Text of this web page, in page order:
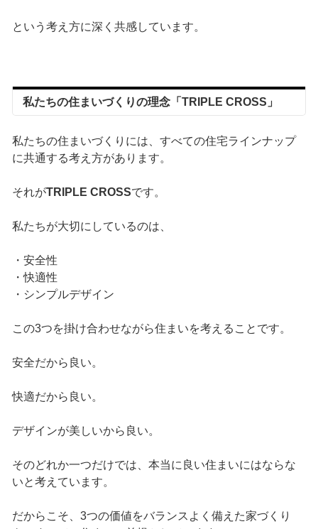
という考え方に深く共感しています。
私たちの住まいづくりの理念「TRIPLE CROSS」
私たちの住まいづくりには、すべての住宅ラインナップ
に共通する考え方があります。
それがTRIPLE CROSSです。
私たちが大切にしているのは、
・安全性
・快適性
・シンプルデザイン
この3つを掛け合わせながら住まいを考えることです。
安全だから良い。
快適だから良い。
デザインが美しいから良い。
そのどれか一つだけでは、本当に良い住まいにはならな
いと考えています。
だからこそ、3つの価値をバランスよく備えた家づくり